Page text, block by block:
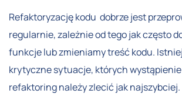
Refaktoryzację kodu dobrze jest
regularnie, zależnie od tego jak często
funkcje lub zmieniamy treść kodu.
krytyczne sytuacje, których wystąpienie
refaktoring należy zlecić jak najszybciej.